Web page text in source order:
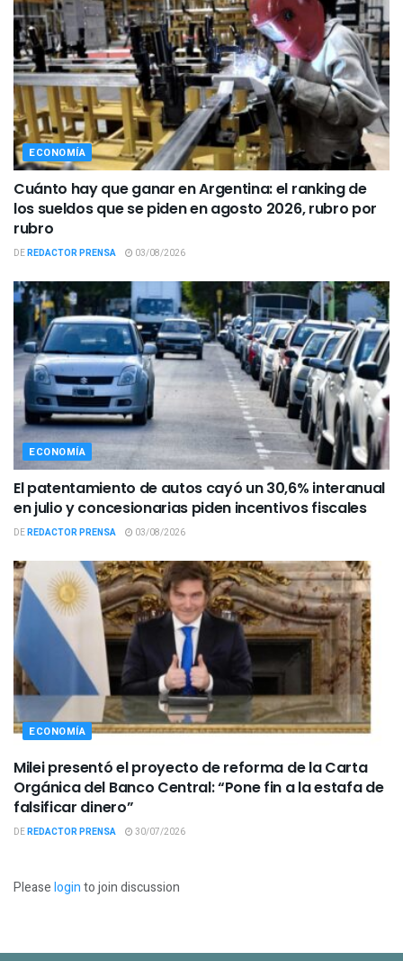
ECONOMÍA
Cuánto hay que ganar en Argentina: el ranking de
los sueldos que se piden en agosto 2026, rubro por
rubro
DEREDACTOR PRENSA 03/08/2026
ECONOMÍA
El patentamiento de autos cayó un 30,6% interanual
en julio y concesionarias piden incentivos fiscales
DEREDACTOR PRENSA 03/08/2026
ECONOMÍA
Milei presentó el proyecto de reforma de la Carta
Orgánica del Banco Central: “Pone fin a la estafa de
falsificar dinero”
DEREDACTOR PRENSA 30/07/2026
Pleaseloginto join discussion